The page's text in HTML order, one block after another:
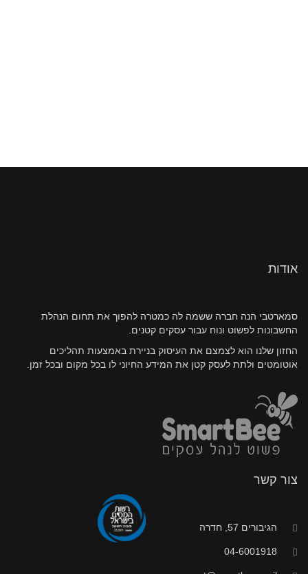
אודות
סמארטבי הנה חברה ששמה לה כמטרה להפוך את תחום הנהלת
החשבונות לפשוט ונוח עבור עסקים קטנים.
החזון שלנו הוא לצמצם את העיסוק בניירת באמצעות תהליכים
אוטומטים ולתת לעסק קטן את המידע החיוני לו בכל מקום ובכל זמן.
צור קשר
הגיבורים 57, חדרה
04-6001918